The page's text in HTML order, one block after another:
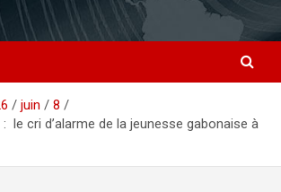
juin
8
le cri d’alarme de la jeunesse gabonaise à